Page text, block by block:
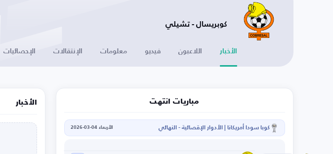
كوبريسال - تشيلي
الأخبار اللاعبون فيديو معلومات الإنتقالات الإحصائيات
مباريات انتهت
كوبا سودا أمريكانا | الأدوار الإقصائية - النهائي الأربعاء 04-03-2026
الأخبار